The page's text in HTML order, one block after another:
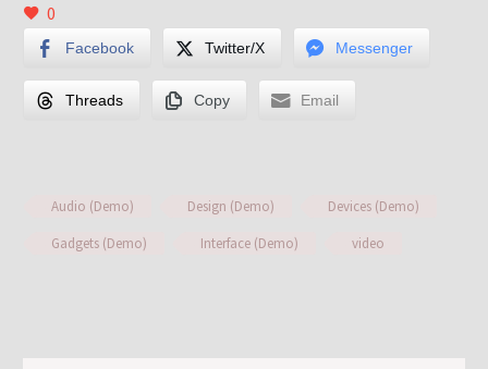
0
Facebook Twitter/X Messenger
Threads Copy Email
Audio (Demo) Design (Demo)
Devices (Demo)
Gadgets (Demo)
Interface (Demo) video